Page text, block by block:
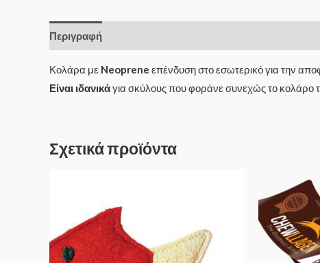
Περιγραφή
Κολάρα με Neoprene επένδυση στο εσωτερικό για την
Είναι ιδανικάγια σκύλους που φοράνε συνεχώς το κολάρο
Σχετικά προϊόντα